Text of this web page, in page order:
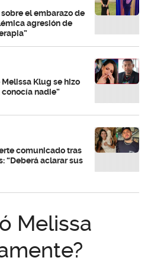
el embarazo de
agresión de
Klug se hizo
conocía nadie”
comunicado tras
“Deberá aclarar sus
Melissa